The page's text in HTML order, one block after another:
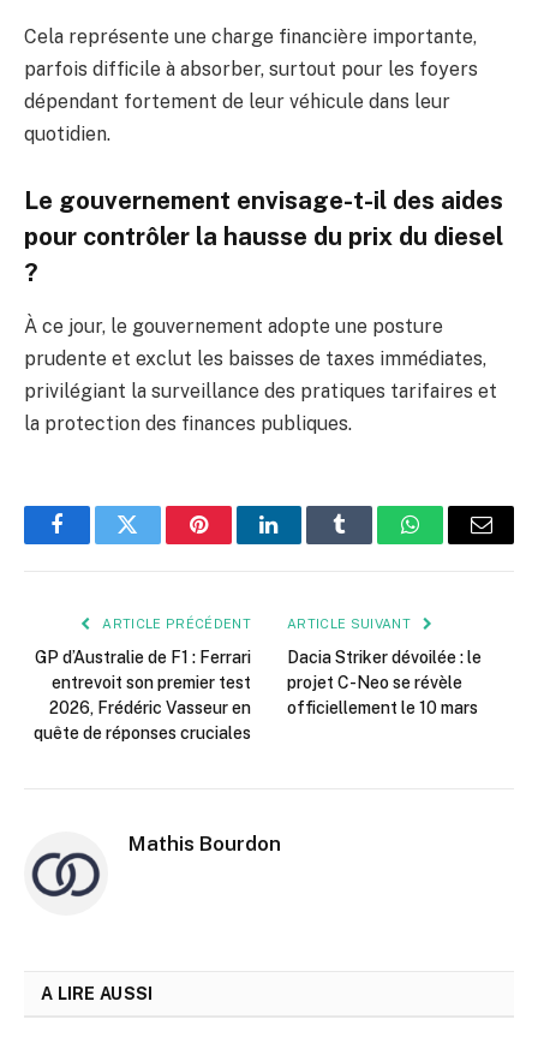
Cela représente une charge financière importante,
parfois difficile à absorber, surtout pour les foyers
dépendant fortement de leur véhicule dans leur
quotidien.
Le gouvernement envisage-t-il des aides
pour contrôler la hausse du prix du diesel
?
À ce jour, le gouvernement adopte une posture
prudente et exclut les baisses de taxes immédiates,
privilégiant la surveillance des pratiques tarifaires et
la protection des finances publiques.
FacebookTwitter PinterestLinkedInTumblr WhatsApp
E-
ARTICLE PRÉCÉDENT
GP d’Australie de F1 : Ferrari
entrevoit son premier test
2026, Frédéric Vasseur en
quête de réponses cruciales
ARTICLE SUIVANT
Dacia Striker dévoilée : le
projet C-Neo se révèle
officiellement le 10 mars
Mathis Bourdon
A LIRE AUSSI